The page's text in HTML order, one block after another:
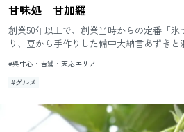
甘味処 甘加羅
創業50年以上で、創業当時からの定番「
り、豆から手作りした備中大納言あずき
#呉中心・吉浦・天応エリア
#グルメ